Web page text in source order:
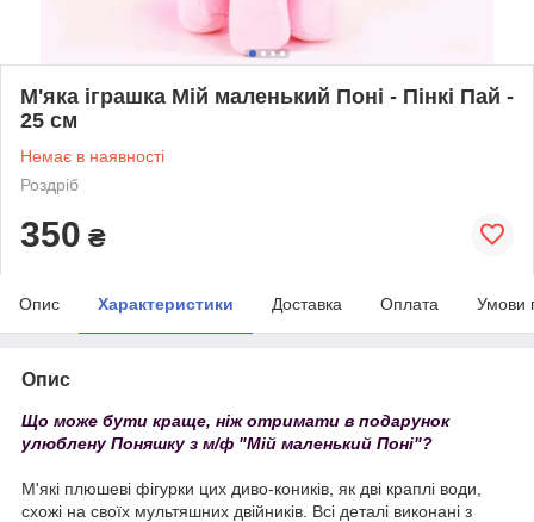
М'яка іграшка Мій маленький Поні - Пінкі Пай -
25 см
Немає в наявності
Роздріб
350 ₴
Опис Характеристики Доставка Оплата Умови
Опис
Що може бути краще, ніж отримати в подарунок
улюблену Поняшку з м/ф "Мій маленький Поні"?
М'які плюшеві фігурки цих диво-коників, як дві краплі води,
схожі на своїх мультяшних двійників. Всі деталі виконані з